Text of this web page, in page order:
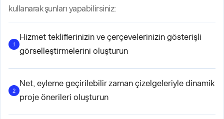
kullanarak şunları yapabilirsiniz:
1
Hizmet tekliflerinizin ve çerçevelerinizin gösterişli
görselleştirmelerini oluşturun
2
Net, eyleme geçirilebilir zaman çizelgeleriyle dinamik
proje önerileri oluşturun